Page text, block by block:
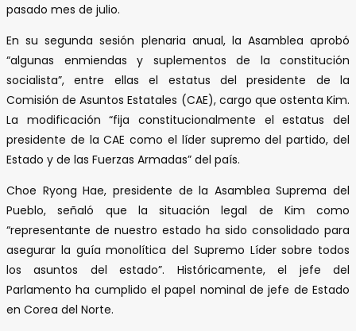
pasado mes de julio.
En su segunda sesión plenaria anual, la Asamblea aprobó
“algunas enmiendas y suplementos de la constitución
socialista”, entre ellas el estatus del presidente de la
Comisión de Asuntos Estatales (CAE), cargo que ostenta Kim.
La modificación “fija constitucionalmente el estatus del
presidente de la CAE como el líder supremo del partido, del
Estado y de las Fuerzas Armadas” del país.
Choe Ryong Hae, presidente de la Asamblea Suprema del
Pueblo, señaló que la situación legal de Kim como
“representante de nuestro estado ha sido consolidado para
asegurar la guía monolítica del Supremo Líder sobre todos
los asuntos del estado”. Históricamente, el jefe del
Parlamento ha cumplido el papel nominal de jefe de Estado
en Corea del Norte.